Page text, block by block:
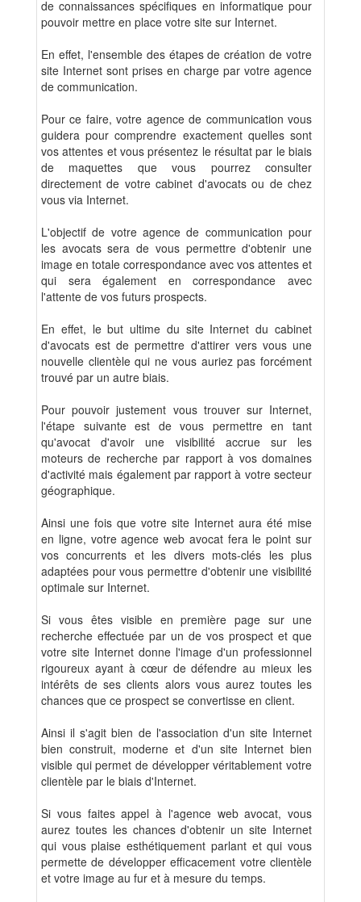
de connaissances spécifiques en informatique pour
pouvoir mettre en place votre site sur Internet.
En effet, l'ensemble des étapes de création de votre
site Internet sont prises en charge par votre agence
de communication.
Pour ce faire, votre agence de communication vous
guidera pour comprendre exactement quelles sont
vos attentes et vous présentez le résultat par le biais
de maquettes que vous pourrez consulter
directement de votre cabinet d'avocats ou de chez
vous via Internet.
L'objectif de votre agence de communication pour
les avocats sera de vous permettre d'obtenir une
image en totale correspondance avec vos attentes et
qui sera également en correspondance avec
l'attente de vos futurs prospects.
En effet, le but ultime du site Internet du cabinet
d'avocats est de permettre d'attirer vers vous une
nouvelle clientèle qui ne vous auriez pas forcément
trouvé par un autre biais.
Pour pouvoir justement vous trouver sur Internet,
l'étape suivante est de vous permettre en tant
qu'avocat d'avoir une visibilité accrue sur les
moteurs de recherche par rapport à vos domaines
d'activité mais également par rapport à votre secteur
géographique.
Ainsi une fois que votre site Internet aura été mise
en ligne, votre agence web avocat fera le point sur
vos concurrents et les divers mots-clés les plus
adaptées pour vous permettre d'obtenir une visibilité
optimale sur Internet.
Si vous êtes visible en première page sur une
recherche effectuée par un de vos prospect et que
votre site Internet donne l'image d'un professionnel
rigoureux ayant à cœur de défendre au mieux les
intérêts de ses clients alors vous aurez toutes les
chances que ce prospect se convertisse en client.
Ainsi il s'agit bien de l'association d'un site Internet
bien construit, moderne et d'un site Internet bien
visible qui permet de développer véritablement votre
clientèle par le biais d'Internet.
Si vous faites appel à l'agence web avocat, vous
aurez toutes les chances d'obtenir un site Internet
qui vous plaise esthétiquement parlant et qui vous
permette de développer efficacement votre clientèle
et votre image au fur et à mesure du temps.